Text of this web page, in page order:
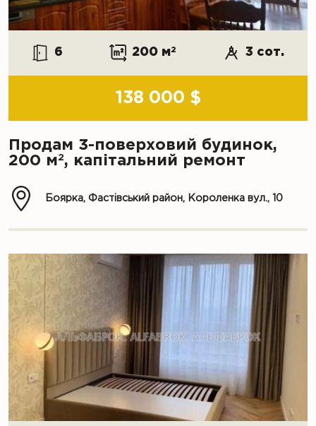
6 200 м2 3 сот.
138 000 $
Продам 3-поверховий будинок,
200 м2, капітальний ремонт
Боярка, Фастівський район, Короленка вул., 10